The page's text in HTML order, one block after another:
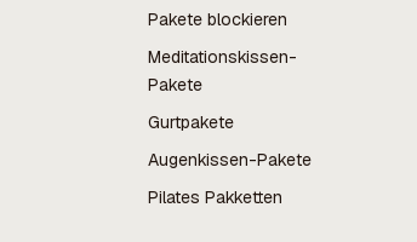
Pakete blockieren
Meditationskissen-
Pakete
Gurtpakete
Augenkissen-Pakete
Pilates Pakketten